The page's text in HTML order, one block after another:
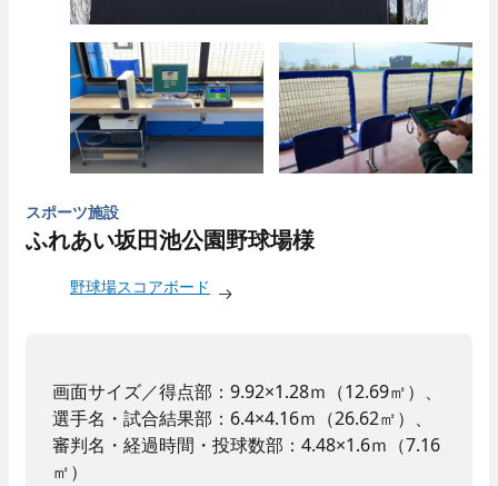
スポーツ施設
ふれあい坂田池公園野球場様
野球場スコアボード
画面サイズ／得点部：9.92×1.28ｍ（12.69㎡）、
選手名・試合結果部：6.4×4.16ｍ（26.62㎡）、
審判名・経過時間・投球数部：4.48×1.6ｍ（7.16
㎡）